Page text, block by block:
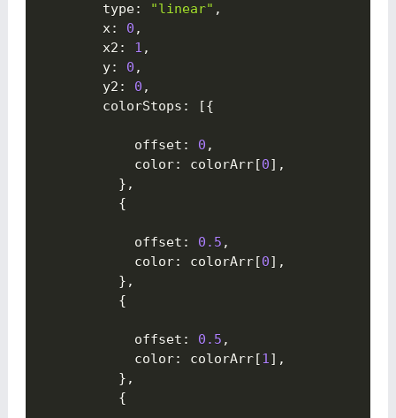
        type
: "linear" ,
        x
: 0 ,
        x2
: 1 ,
        y
: 0 ,
        y2
: 0 ,
        colorStops
: [{
            offset
: 0 ,
            color
: colorArr[0] ,
} ,
{
            offset
: 0.5 ,
            color
: colorArr[0] ,
} ,
{
            offset
: 0.5 ,
            color
: colorArr[1] ,
} ,
{